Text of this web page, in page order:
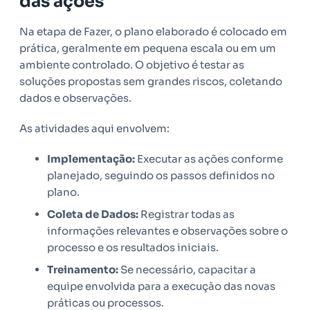
Na etapa de Fazer, o plano elaborado é colocado em
prática, geralmente em pequena escala ou em um
ambiente controlado. O objetivo é testar as
soluções propostas sem grandes riscos, coletando
dados e observações.
As atividades aqui envolvem:
Implementação: Executar as ações conforme
planejado, seguindo os passos definidos no
plano.
Coleta de Dados: Registrar todas as
informações relevantes e observações sobre o
processo e os resultados iniciais.
Treinamento: Se necessário, capacitar a
equipe envolvida para a execução das novas
práticas ou processos.